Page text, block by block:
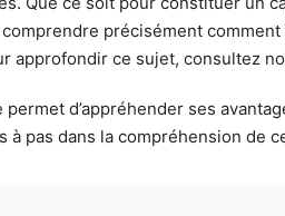
précisément
approfondir ce sujet, consultez
d’appréhender ses
pas dans la compréhension de